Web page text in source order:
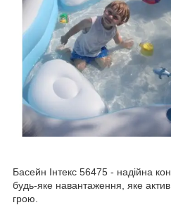
Басейн Інтекс 56475 - надійна
будь-яке навантаження, яке
грою.